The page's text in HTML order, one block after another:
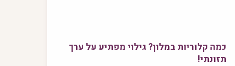
כמה קלוריות במלון? גילוי מפתיע על ערך
תזונתי!